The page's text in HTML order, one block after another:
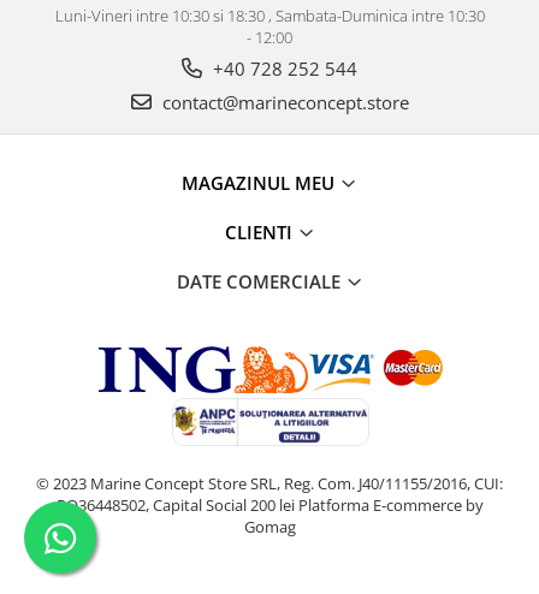
Luni-Vineri intre 10:30 si 18:30 , Sambata-Duminica intre 10:30
- 12:00
+40 728 252 544
contact@marineconcept.store
MAGAZINUL MEU
CLIENTI
DATE COMERCIALE
© 2023 Marine Concept Store SRL, Reg. Com. J40/11155/2016, CUI:
RO36448502, Capital Social 200 lei Platforma E-commerce by
Gomag